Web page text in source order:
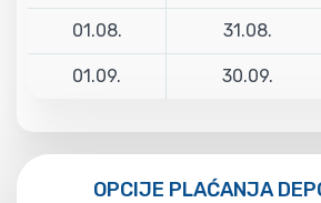
01.08. 31.08.
01.09. 30.09.
OPCIJE PLAĆANJA